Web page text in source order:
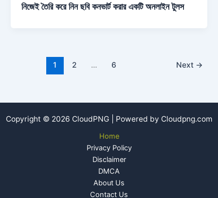
নিজেই তৈরি করে নিন ছবি কনভার্ট করার একটি অনলাইন টুলস
1 2 … 6 Next →
Copyright © 2026 CloudPNG | Powered by Cloudpng.com
Home
Privacy Policy
Disclaimer
DMCA
About Us
Contact Us